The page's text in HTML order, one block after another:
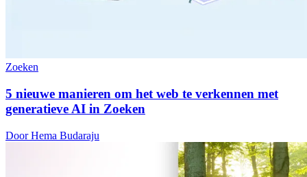
Zoeken
5 nieuwe manieren om het web te verkennen met
generatieve AI in Zoeken
Door Hema Budaraju